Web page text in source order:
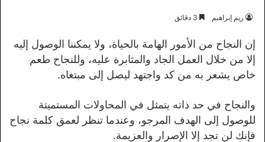
ريم إبراهيم
إن النجاح من الأمور الهامة بالحياة، ولا يمكننا الوصول إليه
إلا من خلال العمل الجاد والمثابرة عليه، وللنجاح طعم
خاص يشعر به من كد واجتهد ليصل إلى مبتغاه.
والنجاح في حد ذاته يتمثل في المحاولات المستميتة
للوصول إلى الهدف المرجو، وعندما تنظر لعمق كلمة نجاح
فإنك لن تجد إلا الإصرار والعزيمة.